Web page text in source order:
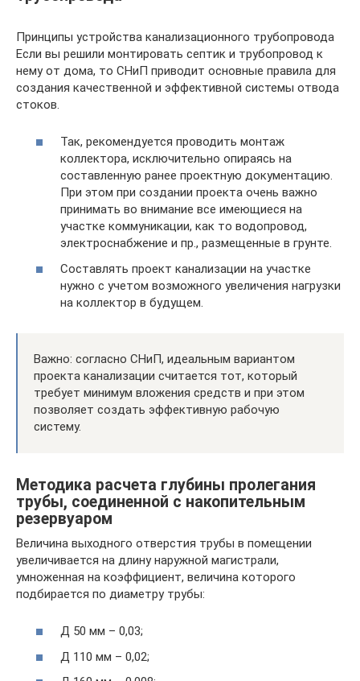
Принципы устройства канализационного трубопровода
Если вы решили монтировать септик и трубопровод к
нему от дома, то СНиП приводит основные правила для
создания качественной и эффективной системы отвода
стоков.
Так, рекомендуется проводить монтаж
коллектора, исключительно опираясь на
составленную ранее проектную документацию.
При этом при создании проекта очень важно
принимать во внимание все имеющиеся на
участке коммуникации, как то водопровод,
электроснабжение и пр., размещенные в грунте.
Составлять проект канализации на участке
нужно с учетом возможного увеличения нагрузки
на коллектор в будущем.
Важно: согласно СНиП, идеальным вариантом
проекта канализации считается тот, который
требует минимум вложения средств и при этом
позволяет создать эффективную рабочую
систему.
Методика расчета глубины пролегания
трубы, соединенной с накопительным
резервуаром
Величина выходного отверстия трубы в помещении
увеличивается на длину наружной магистрали,
умноженная на коэффициент, величина которого
подбирается по диаметру трубы:
Д 50 мм – 0,03;
Д 110 мм – 0,02;